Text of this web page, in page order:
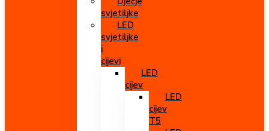
svjetiljke
LED
svjetiljke
i
cijevi
LED
cijev
LED
cijev
T5